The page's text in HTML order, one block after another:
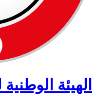
الهيئة